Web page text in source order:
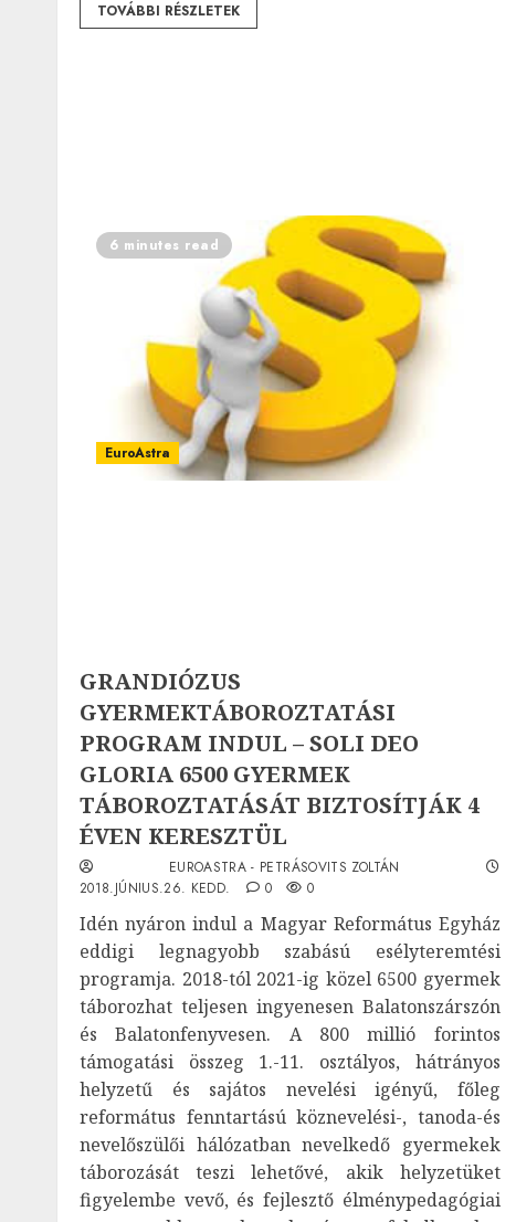
TOVÁBBI RÉSZLETEK
6 minutes read
EuroAstra
GRANDIÓZUS
GYERMEKTÁBOROZTATÁSI
PROGRAM INDUL – SOLI DEO
GLORIA 6500 GYERMEK
TÁBOROZTATÁSÁT BIZTOSÍTJÁK 4
ÉVEN KERESZTÜL
EUROASTRA - PETRÁSOVITS ZOLTÁN
2018.JÚNIUS.26. KEDD.
0 0
Idén nyáron indul a Magyar Református Egyház
eddigi legnagyobb szabású esélyteremtési
programja. 2018-tól 2021-ig közel 6500 gyermek
táborozhat teljesen ingyenesen Balatonszárszón
és Balatonfenyvesen. A 800 millió forintos
támogatási összeg 1.-11. osztályos, hátrányos
helyzetű és sajátos nevelési igényű, főleg
református fenntartású köznevelési-, tanoda-és
nevelőszülői hálózatban nevelkedő gyermekek
táborozását teszi lehetővé, akik helyzetüket
figyelembe vevő, és fejlesztő élménypedagógiai